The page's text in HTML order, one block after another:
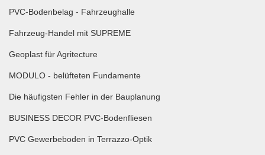
PVC-Bodenbelag - Fahrzeughalle
Fahrzeug-Handel mit SUPREME
Geoplast für Agritecture
MODULO - belüfteten Fundamente
Die häufigsten Fehler in der Bauplanung
BUSINESS DECOR PVC-Bodenfliesen
PVC Gewerbeboden in Terrazzo-Optik